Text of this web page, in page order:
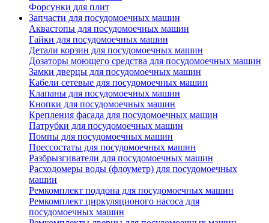
Форсунки для плит
Запчасти для посудомоечных машин
Аквастопы для посудомоечных машин
Гайки для посудомоечных машин
Детали корзин для посудомоечных машин
Дозаторы моющего средства для посудомоечных машин
Замки дверцы для посудомоечных машин
Кабели сетевые для посудомоечных машин
Клапаны для посудомоечных машин
Кнопки для посудомоечных машин
Крепления фасада для посудомоечных машин
Патрубки для посудомоечных машин
Помпы для посудомоечных машин
Прессостаты для посудомоечных машин
Разбрызгиватели для посудомоечных машин
Расходомеры воды (флоуметр) для посудомоечных
машин
Ремкомплект поддона для посудомоечных машин
Ремкомплект циркуляционого насоса для
посудомоечных машин